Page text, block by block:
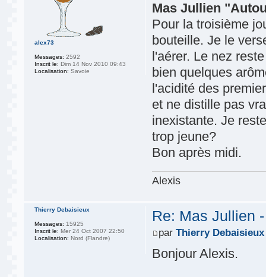
Mas Jullien
Pour la troisième
bouteille. Je le
l'aérer. Le nez
bien quelques
l'acidité des
et ne distille pas
inexistante. Je
trop jeune?
Bon après midi.
Alexis
alex73
Messages: 2592
Inscrit le: Dim 14 Nov 2010 09:43
Localisation: Savoie
Re: Mas Jullien
parThierry Debaisieux
Bonjour Alexis.
Thierry Debaisieux
Messages: 15925
Inscrit le: Mer 24 Oct 2007 22:50
Localisation: Nord (Flandre)